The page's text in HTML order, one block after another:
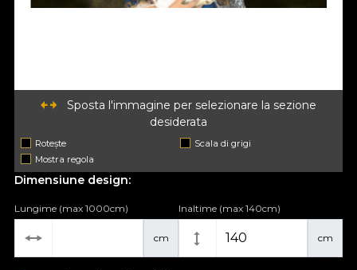
Sposta l'immagine per selezionare la sezione
desiderata
Rotește
Scala di grigi
Mostra regola
Dimensiune design:
cm
Lungime (max 1000cm)
cm
Inaltime (max 140cm)